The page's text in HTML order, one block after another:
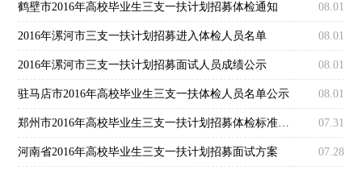
鹤壁市2016年高校毕业生三支一扶计划招募体检通知 08.01
2016年漯河市三支一扶计划招募进入体检人员名单 08.01
2016年漯河市三支一扶计划招募面试人员成绩公示 08.01
驻马店市2016年高校毕业生三支一扶体检人员名单公示 08.01
郑州市2016年高校毕业生三支一扶计划招募体检标准及有关要求公告 07.31
河南省2016年高校毕业生三支一扶计划招募面试方案 07.28